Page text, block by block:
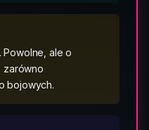
ale o
zarówno
bojowych.